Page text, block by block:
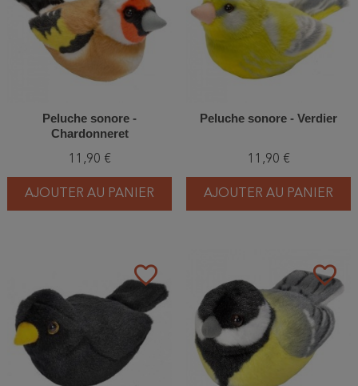
Peluche sonore -
Chardonneret
11,90 €
AJOUTER AU PANIER
Peluche sonore - Verdier
11,90 €
AJOUTER AU PANIER
favorite_border favorite_border